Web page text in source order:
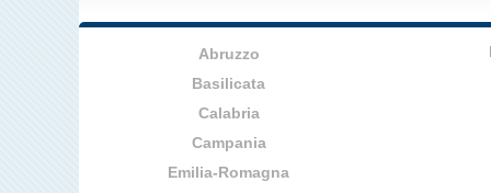
Abruzzo
Basilicata
Calabria
Campania
Emilia-Romagna